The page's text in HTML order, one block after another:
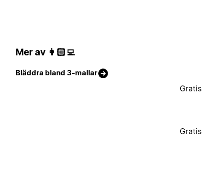
Mer av 👩🏻‍💻
Bläddra bland 3-mallar
Gratis
Gratis